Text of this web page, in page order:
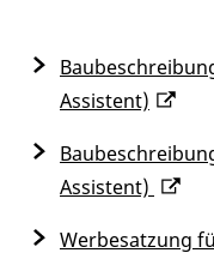
Assistent)
Assistent)
Werbesatzung